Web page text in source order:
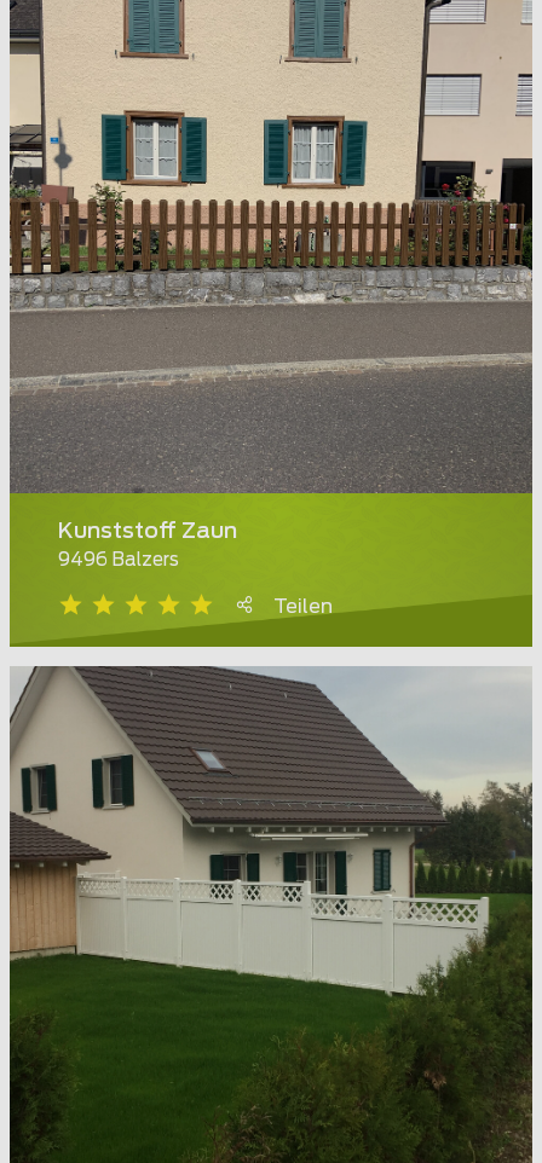
Kunststoff Zaun
9496 Balzers
Teilen